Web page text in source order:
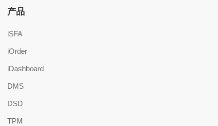
产品
iSFA
iOrder
iDashboard
DMS
DSD
TPM